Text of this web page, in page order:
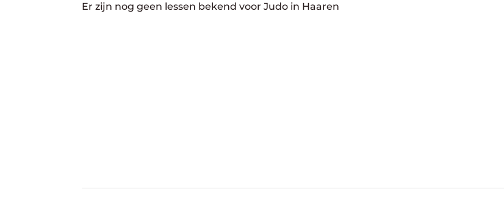
Er zijn nog geen lessen bekend voor Judo in Haaren